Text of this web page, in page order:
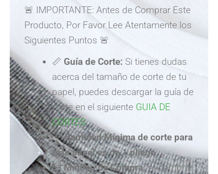
🚨 IMPORTANTE: Antes de Comprar Este
Producto, Por Favor Lee Atentamente los
Siguientes Puntos 🚨
📏 Guía de Corte: Si tienes dudas
acerca del tamaño de corte de tu
papel, puedes descargar la guía de
corte en el siguiente GUIA DE
CORTES
📦Cantidad Mínima de corte para
este papel es de 1 pliego.
🧮Mínimo de Compra:Al comprar